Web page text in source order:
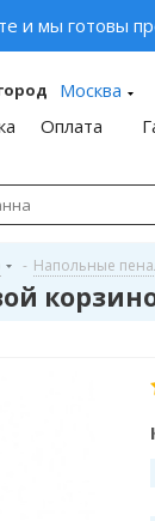
и мы готовы
Москва
Оплата
- Напольные